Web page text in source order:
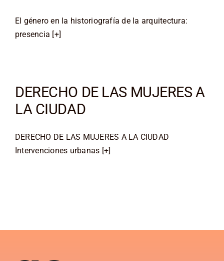
El género en la historiografía de la arquitectura:
presencia [+]
DERECHO DE LAS MUJERES A
LA CIUDAD
DERECHO DE LAS MUJERES A LA CIUDAD
Intervenciones urbanas [+]